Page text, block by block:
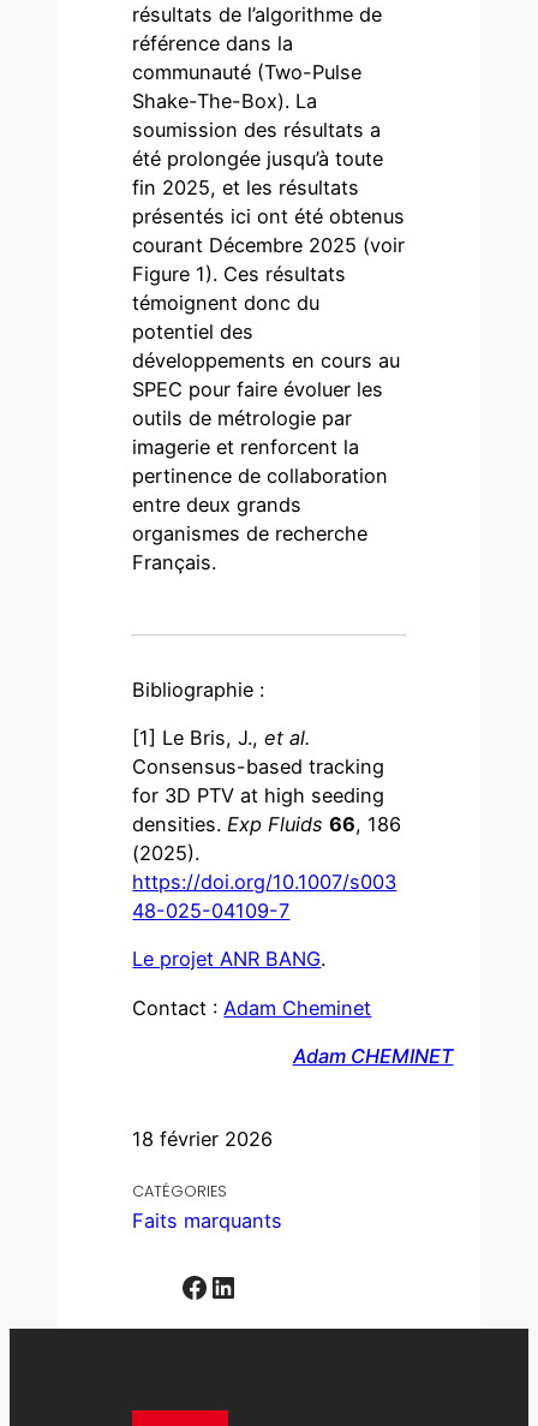
18 février 2026
CATÉGORIES
Faits marquants
Facebook LinkedIn
résultats de l’algorithme de
référence dans la
communauté (Two-Pulse
Shake-The-Box). La
soumission des résultats a
été prolongée jusqu’à toute
fin 2025, et les résultats
présentés ici ont été obtenus
courant Décembre 2025 (voir
Figure 1). Ces résultats
témoignent donc du
potentiel des
développements en cours au
SPEC pour faire évoluer les
outils de métrologie par
imagerie et renforcent la
pertinence de collaboration
entre deux grands
organismes de recherche
Français.
Bibliographie :
[1] Le Bris, J.,et al.
Consensus-based tracking
for 3D PTV at high seeding
densities.Exp Fluids 66, 186
(2025).
https://doi.org/10.1007/s003
48-025-04109-7
Le projet ANR BANG.
Contact : Adam Cheminet
Adam CHEMINET